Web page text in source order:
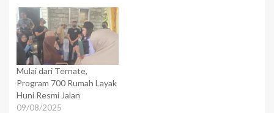
Mulai dari Ternate,
Program 700 Rumah Layak
Huni Resmi Jalan
09/08/2025